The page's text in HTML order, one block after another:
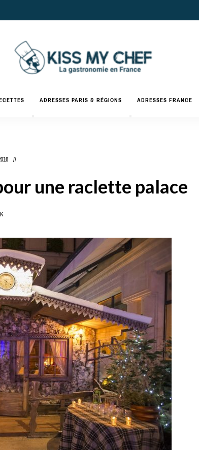
Kiss
Chef
gastronomiques
et ADRESSES PARIS & RÉGIONS ADRESSES FRANCE
une raclette palace